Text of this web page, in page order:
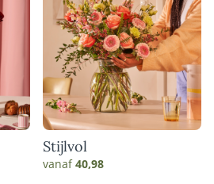
Stijlvol
vanaf40,98